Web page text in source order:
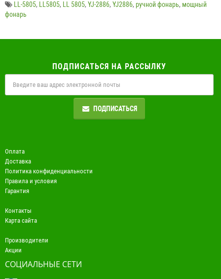
LL-5805, LL5805, LL 5805, YJ-2886, YJ2886, ручной фонарь, мощный
фонарь
ПОДПИСАТЬСЯ НА РАССЫЛКУ
ПОДПИСАТЬСЯ
Оплата
Доставка
Политика конфиденциальности
Правила и условия
Гарантия
Контакты
Карта сайта
Производители
Акции
СОЦИАЛЬНЫЕ СЕТИ